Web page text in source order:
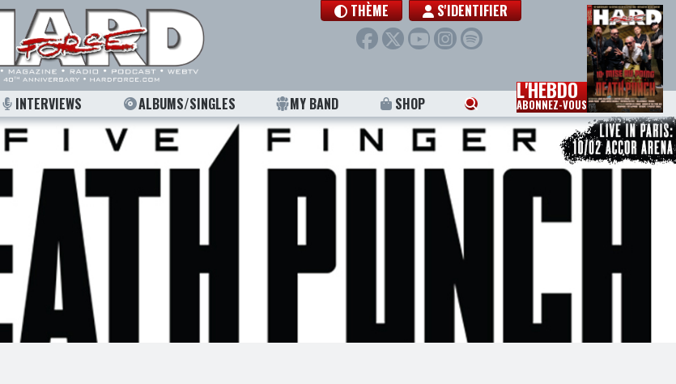
THÈME S'IDENTIFIER
INTERVIEWS ALBUMS/SINGLES MY BAND SHOP L'HEBDO
ABONNEZ-VOUS